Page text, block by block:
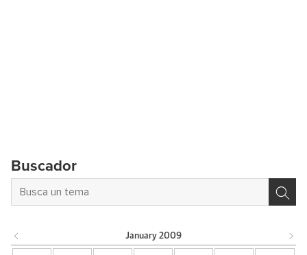
Buscador
January 2009